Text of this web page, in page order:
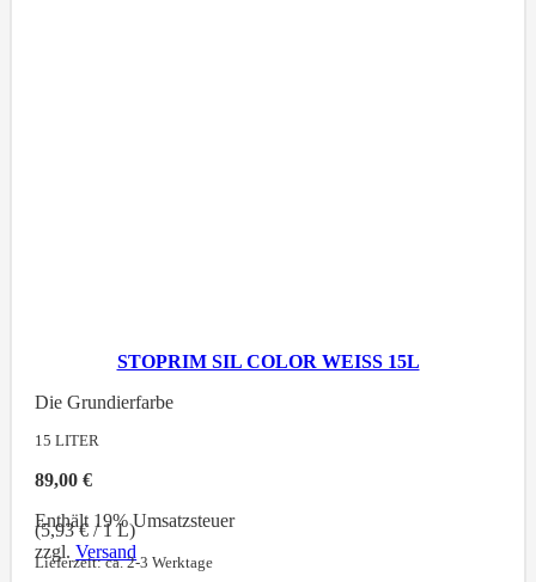
STOPRIM SIL COLOR WEISS 15L
Die Grundierfarbe
15 LITER
89,00€
Enthält 19% Umsatzsteuer
(5,93€/ 1 L)
zzgl.Versand
Lieferzeit: ca. 2-3 Werktage